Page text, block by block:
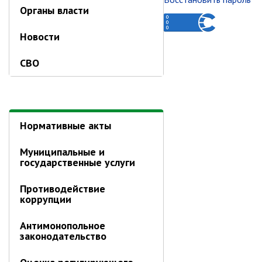
теплоснабжения,водоснабжения.
Программа комплексного
развития систем
Подготовка к отопительному
сезону
Тарифы, нормативы
Административно-хозяйственное
управление
Органы власти
Новости
СВО
Нормативные акты
Муниципальные и
государственные услуги
Противодействие
коррупции
Антимонопольное
законодательство